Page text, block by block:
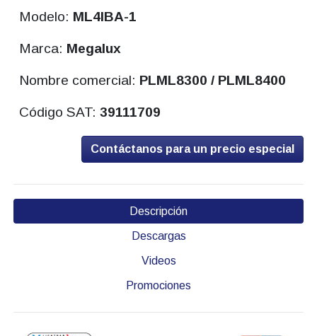
Modelo: ML4IBA-1
Marca: Megalux
Nombre comercial: PLML8300 / PLML8400
Código SAT:39111709
Contáctanos para un precio especial
Descripción
Descargas
Videos
Promociones